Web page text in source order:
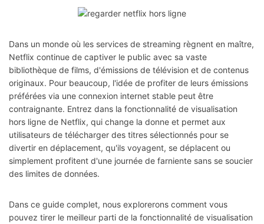
Dans un monde où les services de streaming règnent en maître,
Netflix continue de captiver le public avec sa vaste
bibliothèque de films, d'émissions de télévision et de contenus
originaux. Pour beaucoup, l'idée de profiter de leurs émissions
préférées via une connexion internet stable peut être
contraignante. Entrez dans la fonctionnalité de visualisation
hors ligne de Netflix, qui change la donne et permet aux
utilisateurs de télécharger des titres sélectionnés pour se
divertir en déplacement, qu'ils voyagent, se déplacent ou
simplement profitent d'une journée de farniente sans se soucier
des limites de données.
Dans ce guide complet, nous explorerons comment vous
pouvez tirer le meilleur parti de la fonctionnalité de visualisation